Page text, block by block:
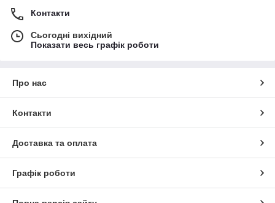
Контакти
Сьогодні вихідний
Показати весь графік роботи
Про нас
Контакти
Доставка та оплата
Графік роботи